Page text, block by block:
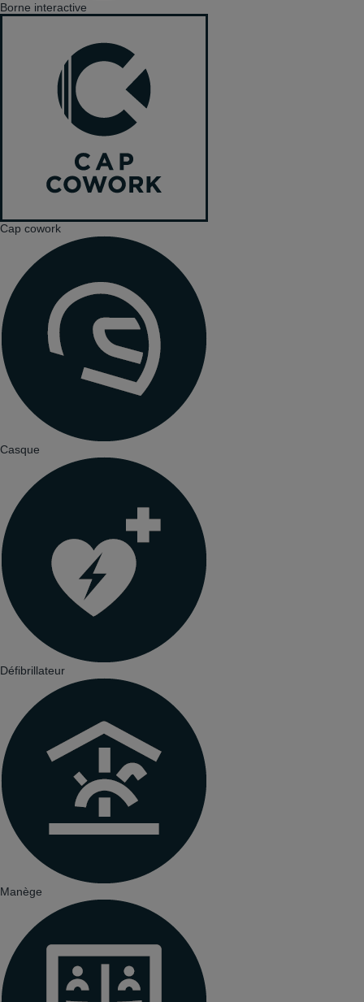
Borne interactive
Cap cowork
Casque
Défibrillateur
Manège